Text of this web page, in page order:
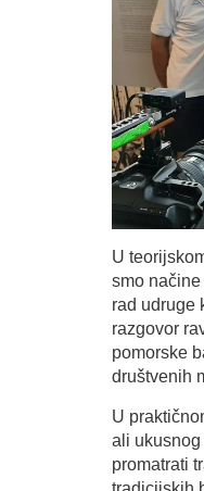
U
smo
rad udruge
razgovor
pomorske
društvenih
U
ali
promatrati